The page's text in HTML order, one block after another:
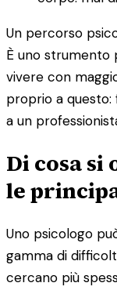
Un percorso
È uno strumento
vivere con
proprio a questo:
a un
Di cosa si
le
Uno psicologo
gamma di
cercano più